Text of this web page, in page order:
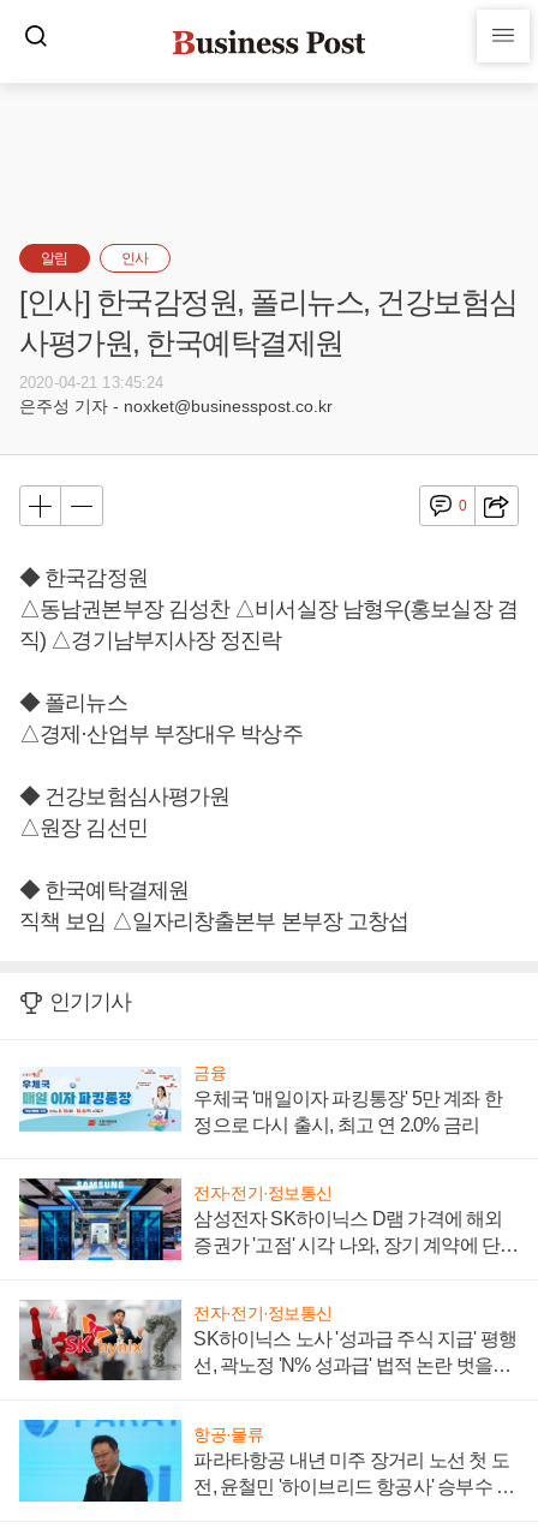
알림 인사
[인사] 한국감정원, 폴리뉴스, 건강보험심
사평가원, 한국예탁결제원
2020-04-21 13:45:24
은주성 기자 - noxket@businesspost.co.kr
0
◆ 한국감정원
△동남권본부장 김성찬 △비서실장 남형우(홍보실장 겸
직) △경기남부지사장 정진락
◆ 폴리뉴스
△경제·산업부 부장대우 박상주
◆ 건강보험심사평가원
△원장 김선민
◆ 한국예탁결제원
직책 보임 △일자리창출본부 본부장 고창섭
인기기사
금융
우체국 '매일이자 파킹통장' 5만 계좌 한
정으로 다시 출시, 최고 연 2.0% 금리
전자·전기·정보통신
삼성전자 SK하이닉스 D램 가격에 해외
증권가 '고점' 시각 나와, 장기 계약에 단점
전자·전기·정보통신
SK하이닉스 노사 '성과급 주식 지급' 평행
선, 곽노정 'N% 성과급' 법적 논란 벗을지
항공·물류
파라타항공 내년 미주 장거리 노선 첫 도
전, 윤철민 '하이브리드 항공사' 승부수 통